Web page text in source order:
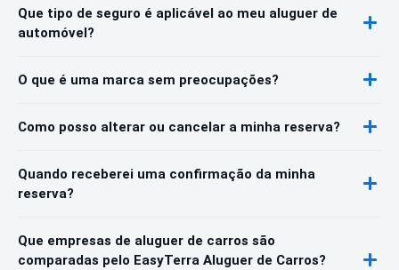
Que tipo de seguro é aplicável ao meu aluguer de
automóvel?
O que é uma marca sem preocupações?
Como posso alterar ou cancelar a minha reserva?
Quando receberei uma confirmação da minha
reserva?
Que empresas de aluguer de carros são
comparadas pelo EasyTerra Aluguer de Carros?